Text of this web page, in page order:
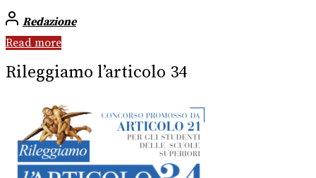
Redazione
Read more
Rileggiamo l’articolo 34